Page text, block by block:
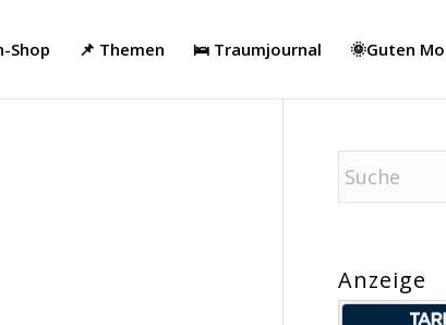
Shop 📌 Themen 🛌 Traumjournal 🌞Guten
Anzeige